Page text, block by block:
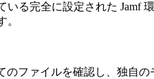
る完全に設定された Jamf
ファイルを確認し、独自の